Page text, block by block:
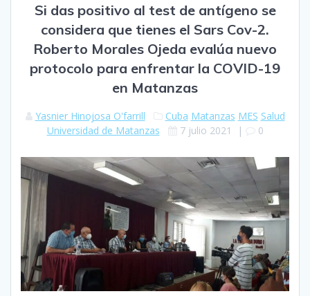
Si das positivo al test de antígeno se
considera que tienes el Sars Cov-2.
Roberto Morales Ojeda evalúa nuevo
protocolo para enfrentar la COVID-19
en Matanzas
Yasnier Hinojosa O'farrill Cuba Matanzas MES Salud
Universidad de Matanzas
7 julio 2021 | 0